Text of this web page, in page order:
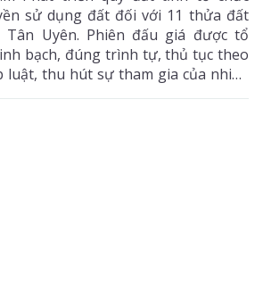
sử dụng đất đối với 11 thửa đất
Uyên. Phiên đấu giá được tổ
bạch, đúng trình tự, thủ tục theo
luật, thu hút sự tham gia của nhiều
cầu sử dụng đất và đầu tư.